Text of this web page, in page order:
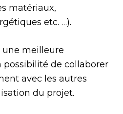
matériaux,
etc. …).
une meilleure
de collaborer
avec les autres
du projet.